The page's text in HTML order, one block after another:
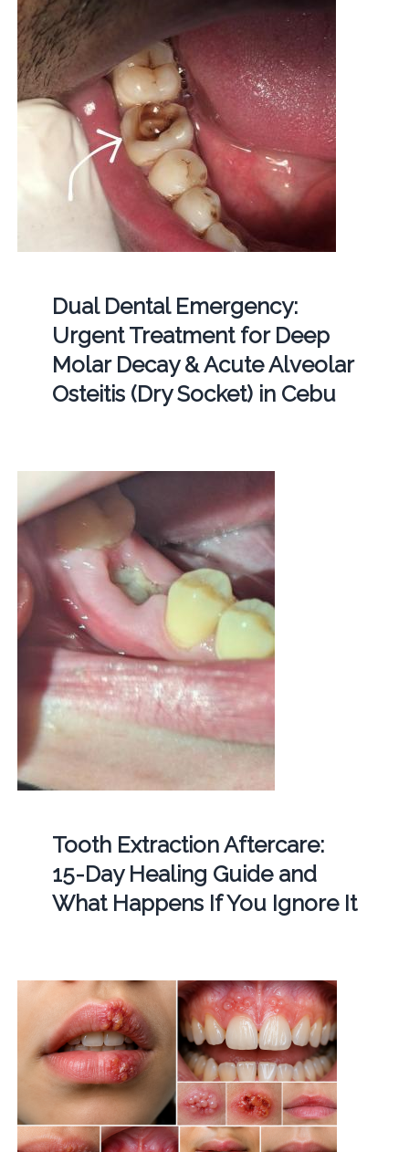
Dual Dental Emergency:
Urgent Treatment for Deep
Molar Decay & Acute Alveolar
Osteitis (Dry Socket) in Cebu
Tooth Extraction Aftercare:
15-Day Healing Guide and
What Happens If You Ignore It